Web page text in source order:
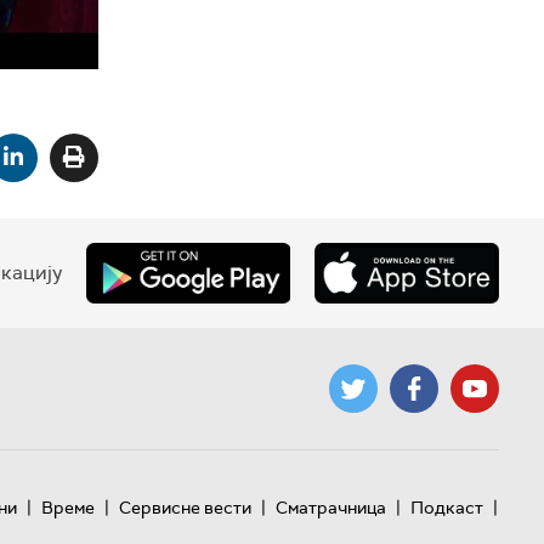
| Време | Сервисне вести | Сматрачница | Подкаст |